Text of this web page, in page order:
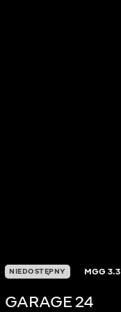
NIEDOSTĘPNY MGG3.3
GARAGE 24